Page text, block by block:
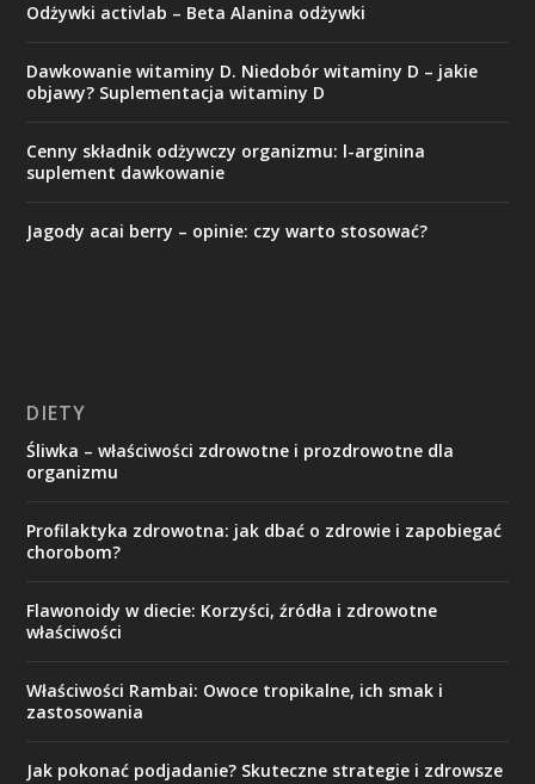
Odżywki activlab – Beta Alanina odżywki
Dawkowanie witaminy D. Niedobór witaminy D – jakie
objawy? Suplementacja witaminy D
Cenny składnik odżywczy organizmu: l-arginina
suplement dawkowanie
Jagody acai berry – opinie: czy warto stosować?
DIETY
Śliwka – właściwości zdrowotne i prozdrowotne dla
organizmu
Profilaktyka zdrowotna: jak dbać o zdrowie i zapobiegać
chorobom?
Flawonoidy w diecie: Korzyści, źródła i zdrowotne
właściwości
Właściwości Rambai: Owoce tropikalne, ich smak i
zastosowania
Jak pokonać podjadanie? Skuteczne strategie i zdrowsze